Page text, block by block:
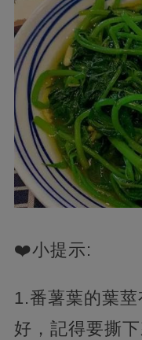
❤️小提示:
1.番薯葉的葉
好，記得要撕下